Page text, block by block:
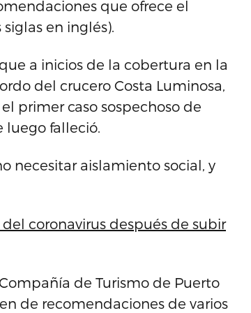
que ofrece el
en inglés).
a inicios de la cobertura en la
del crucero Costa Luminosa,
primer caso sospechoso de
luego falleció.
necesitar aislamiento social, y
coronavirus después de subir
de Turismo de Puerto
de recomendaciones de varios